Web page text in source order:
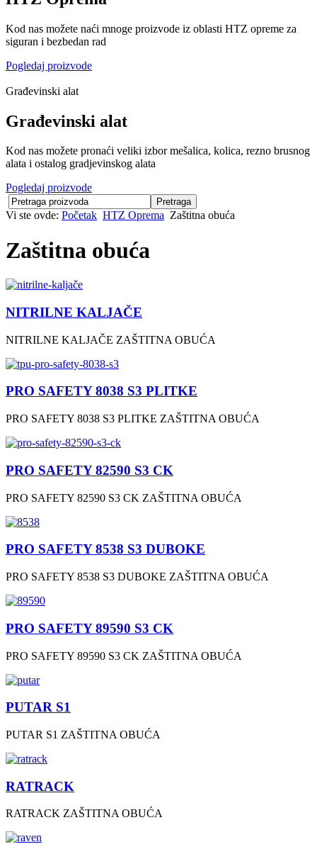
Kod nas možete naći mnoge proizvode iz oblasti HTZ opreme za
siguran i bezbedan rad
Pogledaj proizvode
Građevinski alat
Građevinski alat
Kod nas možete pronaći veliki izbor mešalica, kolica, rezno brusnog
alata i ostalog gradjevinskog alata
Pogledaj proizvode
Vi ste ovde: Početak HTZ Oprema Zaštitna obuća
Zaštitna obuća
NITRILNE KALJAČE
NITRILNE KALJAČE ZAŠTITNA OBUĆA
PRO SAFETY 8038 S3 PLITKE
PRO SAFETY 8038 S3 PLITKE ZAŠTITNA OBUĆA
PRO SAFETY 82590 S3 CK
PRO SAFETY 82590 S3 CK ZAŠTITNA OBUĆA
PRO SAFETY 8538 S3 DUBOKE
PRO SAFETY 8538 S3 DUBOKE ZAŠTITNA OBUĆA
PRO SAFETY 89590 S3 CK
PRO SAFETY 89590 S3 CK ZAŠTITNA OBUĆA
PUTAR S1
PUTAR S1 ZAŠTITNA OBUĆA
RATRACK
RATRACK ZAŠTITNA OBUĆA